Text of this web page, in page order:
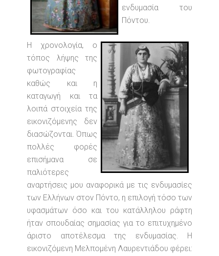
ενδυμασία του
Πόντου.
Η χρονολογία, ο
τόπος λήψης της
φωτογραφίας
καθώς και η
καταγωγή και τα
λοιπά στοιχεία της
εικονιζόμενης δεν
διασώζονται. Όπως
πολλές φορές
επισήμανα σε
παλιότερες
αναρτήσεις μου αναφορικά με τις ενδυμασίες
των Ελλήνων στον Πόντο, η επιλογή τόσο των
υφασμάτων όσο και του κατάλληλου ράφτη
ήταν σπουδαίας σημασίας για το επιτυχημένο
άριστο αποτέλεσμα της ενδυμασίας. Η
εικονιζόμενη Μελπομένη Λαυρεντιάδου φέρει: